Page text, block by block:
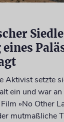
Aktivist setzte
ein und war
»No Other
mutmaßliche